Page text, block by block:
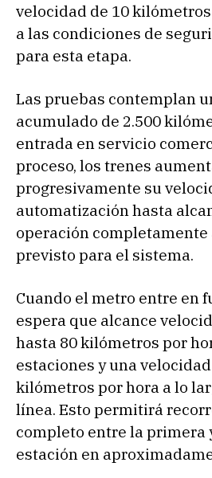
velocidad de 10
a las condiciones de
para esta etapa.
Las pruebas contemplan
acumulado de 2.500
entrada en servicio
proceso, los trenes
progresivamente su
automatización hasta
operación
previsto para el sistema.
Cuando el metro entre en
espera que alcance
hasta 80 kilómetros por
estaciones y una
kilómetros por hora a lo
línea. Esto permitirá
completo entre la primera
estación en